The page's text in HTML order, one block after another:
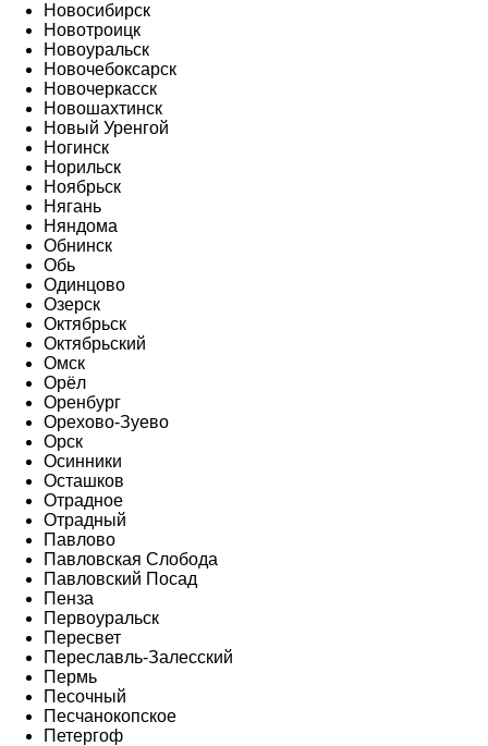
Новосибирск
Новотроицк
Новоуральск
Новочебоксарск
Новочеркасск
Новошахтинск
Новый Уренгой
Ногинск
Норильск
Ноябрьск
Нягань
Няндома
Обнинск
Обь
Одинцово
Озерск
Октябрьск
Октябрьский
Омск
Орёл
Оренбург
Орехово-Зуево
Орск
Осинники
Осташков
Отрадное
Отрадный
Павлово
Павловская Слобода
Павловский Посад
Пенза
Первоуральск
Пересвет
Переславль-Залесский
Пермь
Песочный
Песчанокопское
Петергоф